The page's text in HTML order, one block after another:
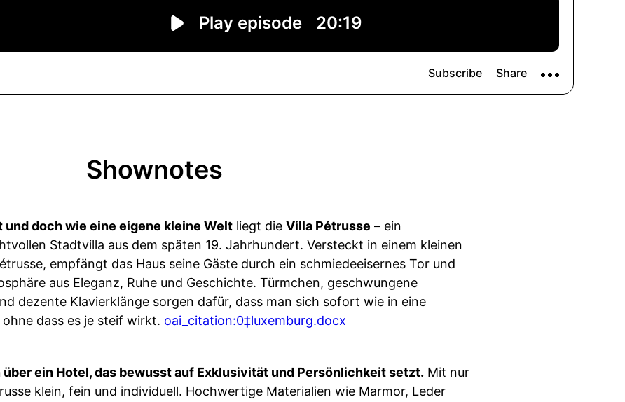
Shownotes
doch wie eine eigene kleine Welt liegt die Villa Pétrusse – ein
Stadtvilla aus dem späten 19. Jahrhundert. Versteckt in einem kleinen
empfängt das Haus seine Gäste durch ein schmiedeeisernes Tor und
aus Eleganz, Ruhe und Geschichte. Türmchen, geschwungene
dezente Klavierklänge sorgen dafür, dass man sich sofort wie in eine
dass es je steif wirkt. oai_citation:0‡luxemburg.docx
ein Hotel, das bewusst auf Exklusivität und Persönlichkeit setzt. Mit nur
klein, fein und individuell. Hochwertige Materialien wie Marmor, Leder